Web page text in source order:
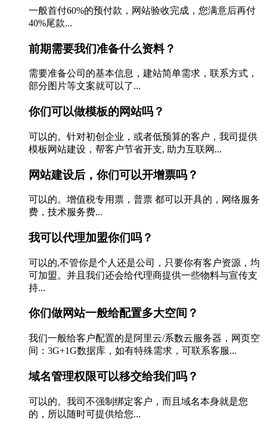
一般首付60%的预付款，网站验收完成，您满意后再付
40%尾款...
前期需要我们准备什么资料？
需要准备公司的基本信息，建站简单需求，联系方式，
部分图片等文案就可以了...
你们可以做模板的网站吗？
可以的。针对初创企业，或者低预算的客户，我司提供
模板网站建设，帮客户节省开支, 助力互联网...
网站建设后，你们可以开增票吗？
可以的。增值税专用票，普票 都可以开具的，网络服务
费，技术服务费...
我可以代理加盟你们吗？
可以的,不管你是个人还是公司，只要你有客户资源，均
可加盟。并且我们还会给代理商提供一些物料与宣传支
持...
你们做网站一般给配置多大空间？
我们一般给客户配置的是阿里云/系数云服务器，网页空
间：3G+1G数据库，如有特殊需求，可联系客服...
域名管理权限可以移交给我们吗？
可以的。我司不强制绑定客户，而且域名本身就是您
的，所以随时可提供给您...